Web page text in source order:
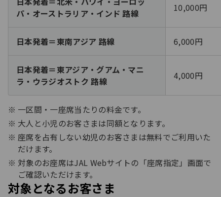
パ・オーストラリア・インド 路線
10,000円
日本発着＝東南アジア 路線 6,000円
日本発着＝東アジア・グアム・マニ
ラ・ウラジオストク 路線
4,000円
一区間・一座席当たりの料金です。
大人と小児のお客さまは同額となります。
座席を占有しない幼児のお客さまは無料でご利用いた
だけます。
対象のお座席はJAL Webサイトの「座席指定」画面で
ご確認いただけます。
対象となるお客さま